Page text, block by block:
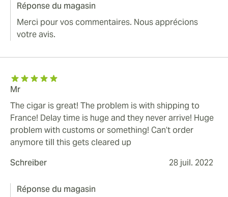
Réponse du magasin
Merci pour vos commentaires. Nous apprécions
votre avis.
Mr
The cigar is great! The problem is with shipping to
France! Delay time is huge and they never arrive! Huge
problem with customs or something! Can’t order
anymore till this gets cleared up
Schreiber
28 juil. 2022
Réponse du magasin